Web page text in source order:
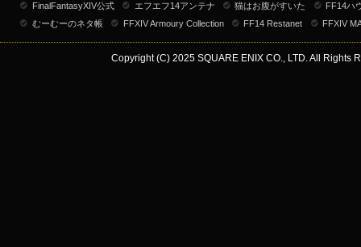
FinalFantasyXIV公式 エフエフ14アンテナ 猫はお腹がすいた
FF14ハ
むーむーのネタ帳
FFXIV Armoury Collection FF14 Restanet FFXIV
Copyright (C) 2025 SQUARE ENIX CO., LTD. All Rights